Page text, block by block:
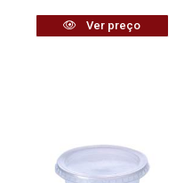
Ver preço